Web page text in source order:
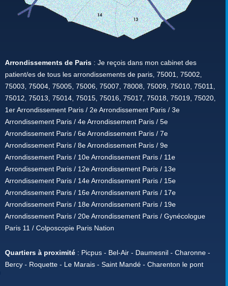
Arrondissements de Paris : Je reçois dans mon cabinet des
patient/es de tous les arrondissements de paris, 75001, 75002,
75003, 75004, 75005, 75006, 75007, 78008, 75009, 75010, 75011,
75012, 75013, 75014, 75015, 75016, 75017, 75018, 75019, 75020,
1er Arrondissement Paris / 2e Arrondissement Paris / 3e
Arrondissement Paris / 4e Arrondissement Paris / 5e
Arrondissement Paris / 6e Arrondissement Paris / 7e
Arrondissement Paris / 8e Arrondissement Paris / 9e
Arrondissement Paris / 10e Arrondissement Paris / 11e
Arrondissement Paris / 12e Arrondissement Paris / 13e
Arrondissement Paris / 14e Arrondissement Paris / 15e
Arrondissement Paris / 16e Arrondissement Paris / 17e
Arrondissement Paris / 18e Arrondissement Paris / 19e
Arrondissement Paris / 20e Arrondissement Paris / Gynécologue
Paris 11 / Colposcopie Paris Nation
Quartiers à proximité : Picpus - Bel-Air - Daumesnil - Charonne -
Bercy - Roquette - Le Marais - Saint Mandé - Charenton le pont